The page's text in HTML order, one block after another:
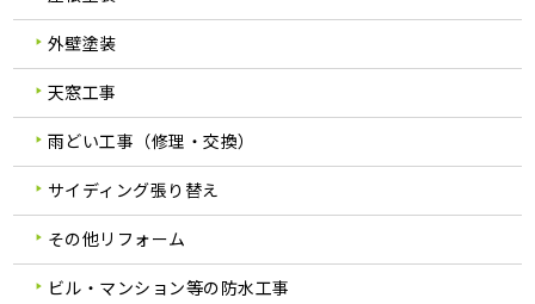
外壁塗装
天窓工事
雨どい工事（修理・交換）
サイディング張り替え
その他リフォーム
ビル・マンション等の防水工事